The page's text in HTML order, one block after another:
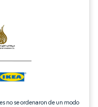
no se ordenaron de un modo
atribución según CC BY 4.0.